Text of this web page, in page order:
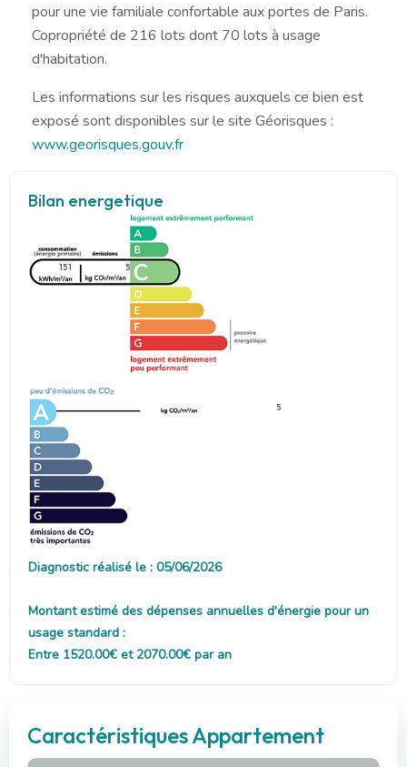
pour une vie familiale confortable aux portes de Paris.
Copropriété de 216 lots dont 70 lots à usage
d'habitation.
Les informations sur les risques auxquels ce bien est
exposé sont disponibles sur le site Géorisques :
www.georisques.gouv.fr
Bilan energetique
151 5
5
Diagnostic réalisé le : 05/06/2026
Montant estimé des dépenses annuelles d'énergie pour un
usage standard :
Entre 1520.00€ et 2070.00€ par an
Caractéristiques Appartement